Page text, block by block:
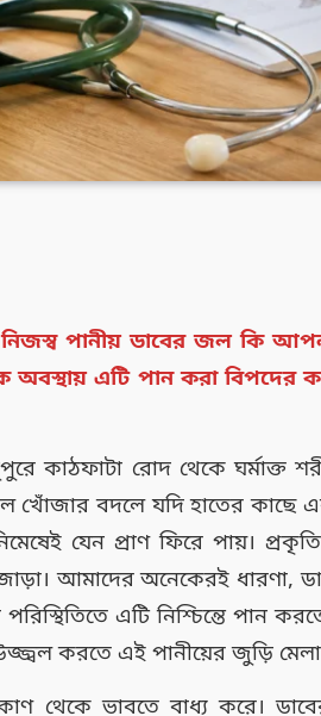
পানীয় ডাবের জল কি
অবস্থায় এটি পান করা বিপদের
কাঠফাটা রোদ থেকে ঘর্মাক্ত
খোঁজার বদলে যদি হাতের কাছে
যেন প্রাণ ফিরে পায়।
আমাদের অনেকেরই ধারণা,
এটি নিশ্চিন্তে পান
করতে এই পানীয়ের জুড়ি
থেকে ভাবতে বাধ্য করে।